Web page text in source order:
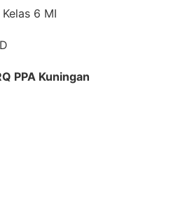
6 MI
PPA Kuningan